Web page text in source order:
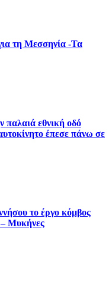
τη Μεσσηνία -Τα
παλαιά εθνική οδό
έπεσε πάνω σε
το έργο κόμβος
– Μυκήνες